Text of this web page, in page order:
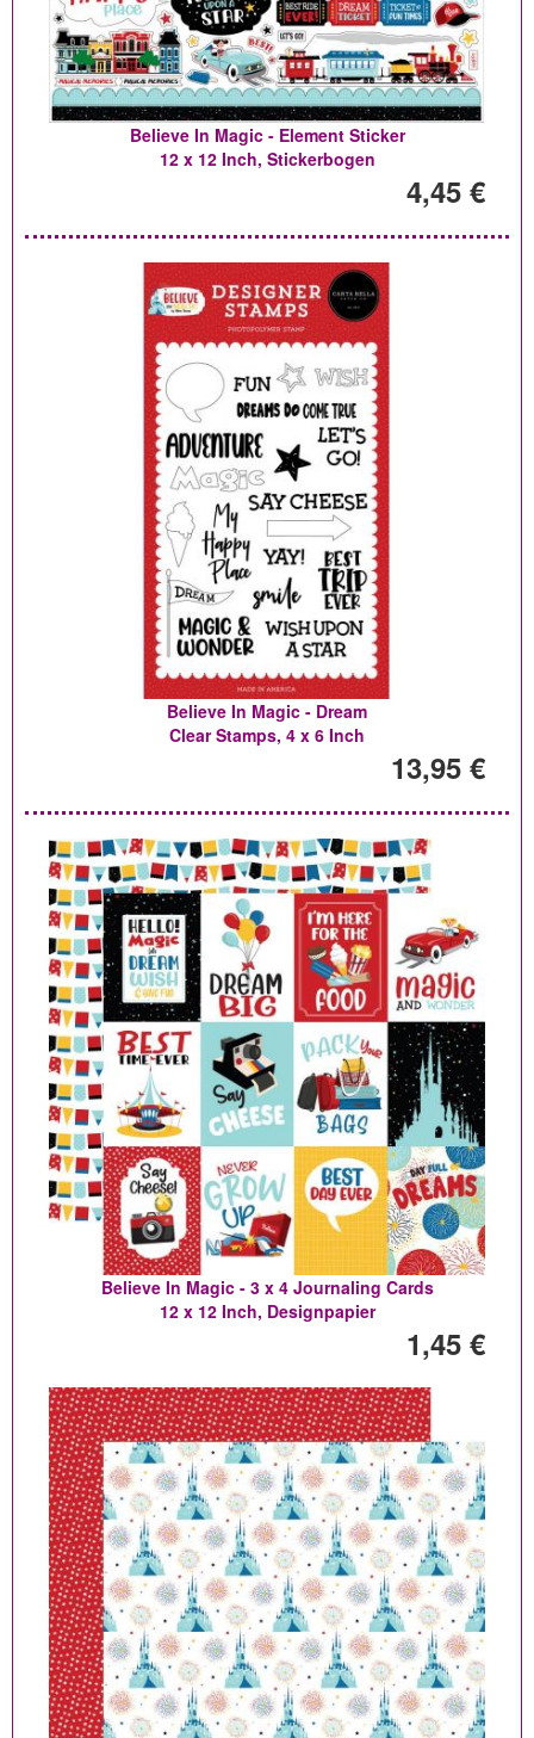
Believe In Magic - Element Sticker
12 x 12 Inch, Stickerbogen
4,45 €
Believe In Magic - Dream
Clear Stamps, 4 x 6 Inch
13,95 €
Believe In Magic - 3 x 4 Journaling Cards
12 x 12 Inch, Designpapier
1,45 €